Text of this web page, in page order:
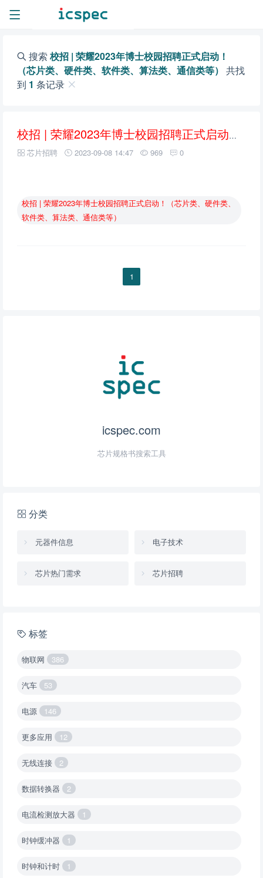
搜索 校招 | 荣耀2023年博士校园招聘正式启动！
（芯片类、硬件类、软件类、算法类、通信类等） 共找
到 1 条记录
校招 | 荣耀2023年博士校园招聘正式启动！（芯片类、硬件类、软件类、算法类、通信类等）
芯片招聘 2023-09-08 14:47 969 0
校招 | 荣耀2023年博士校园招聘正式启动！（芯片类、硬件类、
软件类、算法类、通信类等）
1
icspec.com
芯片规格书搜索工具
分类
元器件信息 电子技术
芯片热门需求 芯片招聘
标签
物联网 386
汽车 53
电源 146
更多应用 12
无线连接 2
数据转换器 2
电流检测放大器 1
时钟缓冲器 1
时钟和计时 1